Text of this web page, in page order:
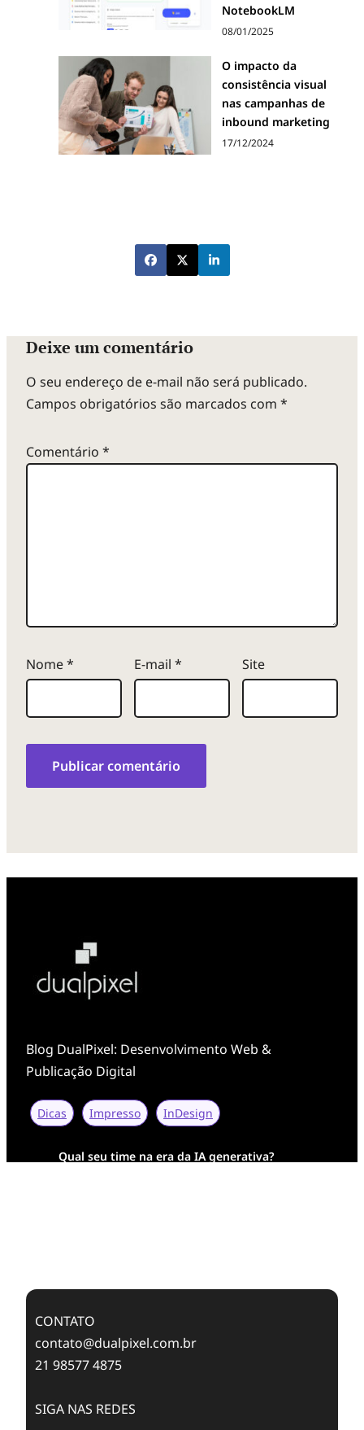
NotebookLM
08/01/2025
O impacto da
consistência visual
nas campanhas de
inbound marketing
17/12/2024
Deixe um comentário
O seu endereço de e-mail não será publicado.
Campos obrigatórios são marcados com *
Comentário *
Nome* E-mail * Site
Blog DualPixel: Desenvolvimento Web &
Publicação Digital
Dicas Impresso InDesign
Qual seu time na era da IA generativa?
CONTATO
contato@dualpixel.com.br
21 98577 4875
SIGA NAS REDES